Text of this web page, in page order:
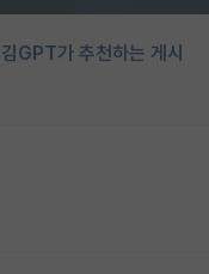
GPT가 추천하는 게시